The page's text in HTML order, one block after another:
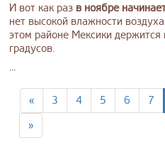
И вот как раз в ноябре
нет высокой влажности
этом районе Мексики
градусов.
...
« 3 4 5 6 7
»